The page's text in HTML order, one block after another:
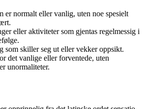
er normalt eller vanlig, uten noe spesielt
eller aktiviteter som gjentas regelmessig i
som skiller seg ut eller vekker oppsikt.
det vanlige eller forventede, uten
unormaliteter.